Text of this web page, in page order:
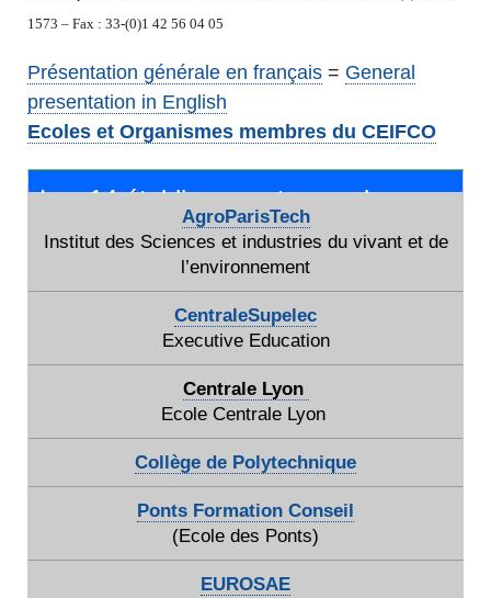
1573 – Fax : 33-(0)1 42 56 04 05
Présentation générale en français = General
presentation in English
Ecoles et Organismes membres du CEIFCO
Les 14 établissements membres
AgroParisTech
Institut des Sciences et industries du vivant et de
l’environnement
CentraleSupelec
Executive Education
Centrale Lyon
Ecole Centrale Lyon
Collège de Polytechnique
Ponts Formation Conseil
(Ecole des Ponts)
EUROSAE